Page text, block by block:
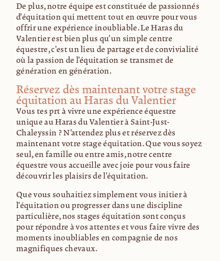
De plus, notre équipe est constituée de passionnés
d'équitation qui mettent tout en œuvre pour vous
offrir une expérience inoubliable. Le Haras du
Valentier est bien plus qu'un simple centre
équestre, c'est un lieu de partage et de convivialité
où la passion de l'équitation se transmet de
génération en génération.
Réservez dès maintenant votre stage
équitation au Haras du Valentier
Vous êtes prêt à vivre une expérience équestre
unique au Haras du Valentier à Saint-Just-
Chaleyssin ? N'attendez plus et réservez dès
maintenant votre stage équitation. Que vous soyez
seul, en famille ou entre amis, notre centre
équestre vous accueille avec joie pour vous faire
découvrir les plaisirs de l'équitation.
Que vous souhaitiez simplement vous initier à
l'équitation ou progresser dans une discipline
particulière, nos stages équitation sont conçus
pour répondre à vos attentes et vous faire vivre des
moments inoubliables en compagnie de nos
magnifiques chevaux.